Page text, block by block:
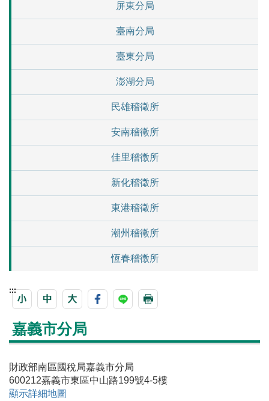
屏東分局
臺南分局
臺東分局
澎湖分局
民雄稽徵所
安南稽徵所
佳里稽徵所
新化稽徵所
東港稽徵所
潮州稽徵所
恆春稽徵所
:::
嘉義市分局
財政部南區國稅局嘉義市分局
600212嘉義市東區中山路199號4-5樓
顯示詳細地圖